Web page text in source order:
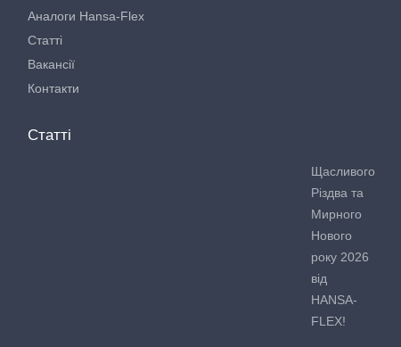
Аналоги Hansa-Flex
Статті
Вакансії
Контакти
Статті
Щасливого
Різдва та
Мирного
Нового
року 2026
від
HANSA-
FLEX!